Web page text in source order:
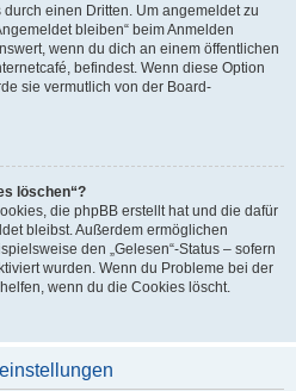
einen Dritten. Um angemeldet zu
bleiben“ beim Anmelden
wenn du dich an einem öffentlichen
befindest. Wenn diese Option
sie vermutlich von der Board-
löschen“?
die phpBB erstellt hat und die dafür
bleibst. Außerdem ermöglichen
den „Gelesen“-Status – sofern
wurden. Wenn du Probleme bei der
wenn du die Cookies löscht.